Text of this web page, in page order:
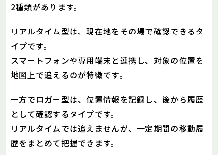
2種類があります。
リアルタイム型は、現在地をその場で確認できるタ
イプです。
スマートフォンや専用端末と連携し、対象の位置を
地図上で追えるのが特徴です。
一方でロガー型は、位置情報を記録し、後から履歴
として確認するタイプです。
リアルタイムでは追えませんが、一定期間の移動履
歴をまとめて把握できます。